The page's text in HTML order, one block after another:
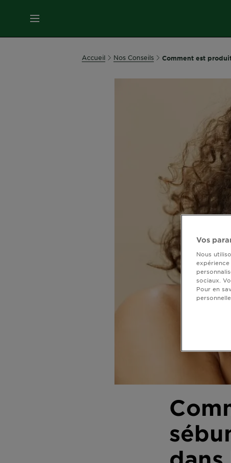
MENU
Accueil Nos Conseils Comment est
Vos
Nous
sociaux.
Pour en